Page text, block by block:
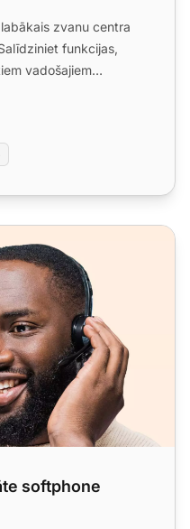
zvanu centra
funkcijas,
vadošajiem
programmatūra
softphone